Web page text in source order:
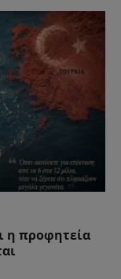
η προφητεία